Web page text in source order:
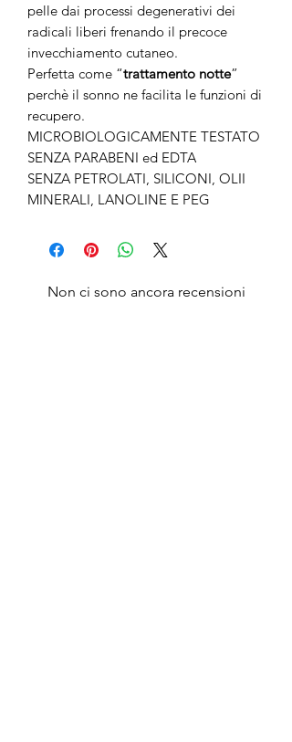
pelle dai processi degenerativi dei
radicali liberi frenando il precoce
invecchiamento cutaneo.
Perfetta come “trattamento notte”
perchè il sonno ne facilita le funzioni di
recupero.
MICROBIOLOGICAMENTE TESTATO
SENZA PARABENI ed EDTA
SENZA PETROLATI, SILICONI, OLII
MINERALI, LANOLINE E PEG
Non ci sono ancora recensioni